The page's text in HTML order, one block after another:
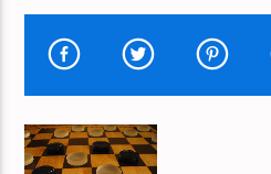
HUIDIG NUMMER
TURN BACK TIME
AQUA